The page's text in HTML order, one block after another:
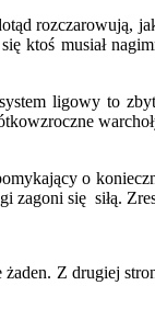
rozczarowują,
ktoś musiał
ligowy to zbyt
o
się siłą.
Z drugiej